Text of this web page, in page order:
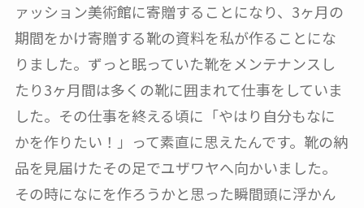
ァッション美術館に寄贈することになり、3ヶ月の
期間をかけ寄贈する靴の資料を私が作ることにな
りました。ずっと眠っていた靴をメンテナンスし
たり3ヶ月間は多くの靴に囲まれて仕事をしていま
した。その仕事を終える頃に「やはり自分もなに
かを作りたい！」って素直に思えたんです。靴の納
品を見届けたその足でユザワヤへ向かいました。
その時になにを作ろうかと思った瞬間頭に浮かん